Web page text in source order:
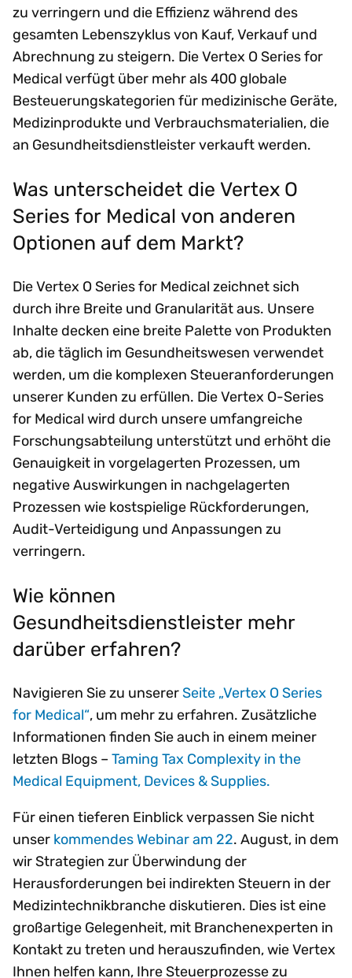
zu verringern und die Effizienz während des
gesamten Lebenszyklus von Kauf, Verkauf und
Abrechnung zu steigern. Die Vertex O Series for
Medical verfügt über mehr als 400 globale
Besteuerungskategorien für medizinische Geräte,
Medizinprodukte und Verbrauchsmaterialien, die
an Gesundheitsdienstleister verkauft werden.
Was unterscheidet die Vertex O
Series for Medical von anderen
Optionen auf dem Markt?
Die Vertex O Series for Medical zeichnet sich
durch ihre Breite und Granularität aus. Unsere
Inhalte decken eine breite Palette von Produkten
ab, die täglich im Gesundheitswesen verwendet
werden, um die komplexen Steueranforderungen
unserer Kunden zu erfüllen. Die Vertex O-Series
for Medical wird durch unsere umfangreiche
Forschungsabteilung unterstützt und erhöht die
Genauigkeit in vorgelagerten Prozessen, um
negative Auswirkungen in nachgelagerten
Prozessen wie kostspielige Rückforderungen,
Audit-Verteidigung und Anpassungen zu
verringern.
Wie können
Gesundheitsdienstleister mehr
darüber erfahren?
Navigieren Sie zu unsererSeite „Vertex O Series
for Medical“, um mehr zu erfahren. Zusätzliche
Informationen finden Sie auch in einem meiner
letzten Blogs – Taming Tax Complexity in the
Medical Equipment, Devices & Supplies.
Für einen tieferen Einblick verpassen Sie nicht
unser kommendes Webinar am 22. August, in dem
wir Strategien zur Überwindung der
Herausforderungen bei indirekten Steuern in der
Medizintechnikbranche diskutieren. Dies ist eine
großartige Gelegenheit, mit Branchenexperten in
Kontakt zu treten und herauszufinden, wie Vertex
Ihnen helfen kann, Ihre Steuerprozesse zu